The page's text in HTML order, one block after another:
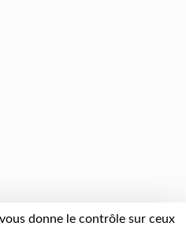
donne le contrôle sur ceux